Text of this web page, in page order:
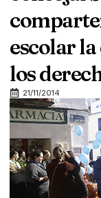
escolar
los
21/11/2014